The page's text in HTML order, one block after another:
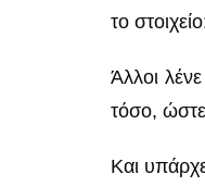
το
Άλλοι
τόσο, ώστε
Και